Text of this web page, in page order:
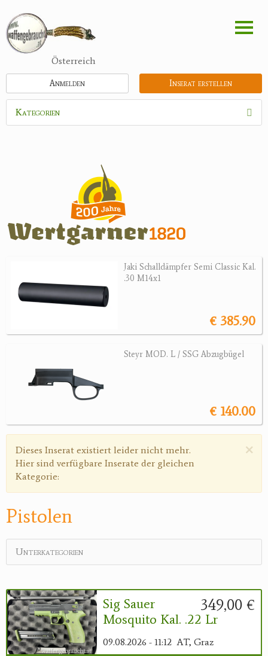
zum
Inhalt
Österreich
Inserat erstellen
Anmelden
Kategorien
Kipplaufgewehre
Kleinkalibergewehre
Repetiererbüchse
Luftdruckwaffen
Sonstige Waffen
Bogensport
Jagdangebote
Jagdreviere
Bücher, Videos
Reviereinrichtungen
Jaki Schalldämpfer Semi Classic Kal.
.30 M14x1
€ 385.90
Steyr MOD. L / SSG Abzugbügel
€ 140.00
×
Warnmeldung
Dieses Inserat existiert leider nicht mehr.
Hier sind verfügbare Inserate der gleichen
Kategorie:
Pistolen
Unterkategorien
349,00 €
Sig Sauer
Mosquito Kal. .22 Lr
09.08.2026 - 11:12 AT, Graz